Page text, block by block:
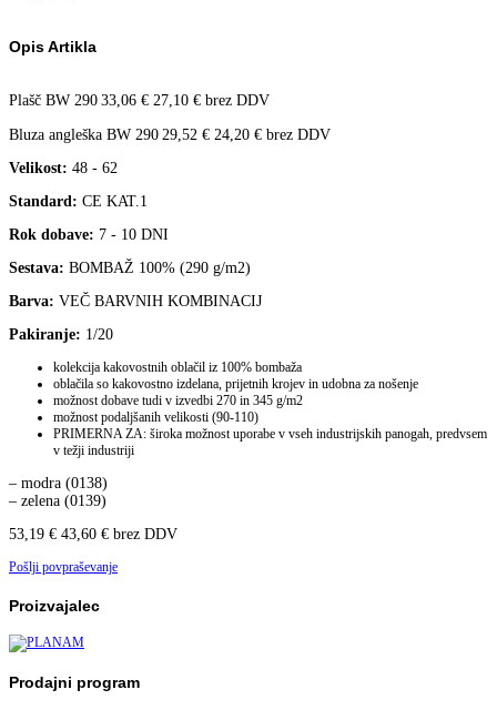
Opis Artikla
Plašč BW 290 33,06 € 27,10 € brez DDV
Bluza angleška BW 290 29,52 € 24,20 € brez DDV
Velikost: 48 - 62
Standard: CE KAT.1
Rok dobave: 7 - 10 DNI
Sestava: BOMBAŽ 100% (290 g/m2)
Barva: VEČ BARVNIH KOMBINACIJ
Pakiranje: 1/20
kolekcija kakovostnih oblačil iz 100% bombaža
oblačila so kakovostno izdelana, prijetnih krojev in udobna za nošenje
možnost dobave tudi v izvedbi 270 in 345 g/m2
možnost podaljšanih velikosti (90-110)
PRIMERNA ZA: široka možnost uporabe v vseh industrijskih panogah, predvsem
v težji industriji
– modra (0138)
– zelena (0139)
53,19 € 43,60 € brez DDV
Pošlji povpraševanje
Proizvajalec
Prodajni program